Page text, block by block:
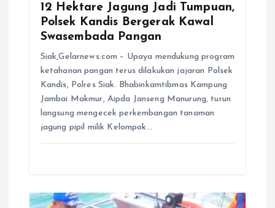
12 Hektare Jagung Jadi Tumpuan,
Polsek Kandis Bergerak Kawal
Swasembada Pangan
Siak,Gelarnews.com – Upaya mendukung program
ketahanan pangan terus dilakukan jajaran Polsek
Kandis, Polres Siak. Bhabinkamtibmas Kampung
Jambai Makmur, Aipda Janseng Manurung, turun
langsung mengecek perkembangan tanaman
jagung pipil milik Kelompok…